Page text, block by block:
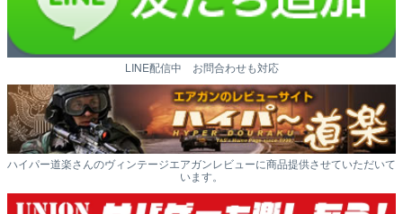
LINE配信中 お問合わせも対応
ハイパー道楽さんのヴィンテージエアガンレビューに商品提供させていただいて
います。